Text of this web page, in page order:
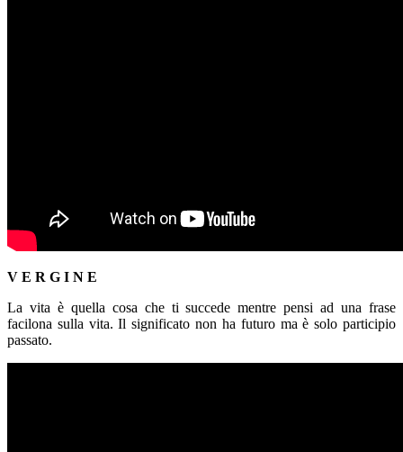
V E R G I N E
La vita è quella cosa che ti succede mentre pensi ad una frase
facilona sulla vita. Il significato non ha futuro ma è solo participio
passato.